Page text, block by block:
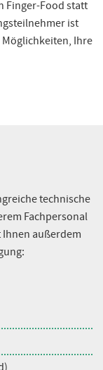
Finger-Food statt
ist
Ihre
technische
Fachpersonal
außerdem